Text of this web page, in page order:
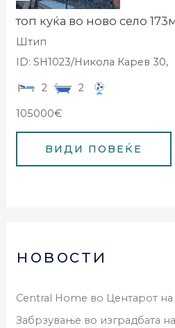
топ куќа во ново село
Штип
ID: SH1023/Никола Карев 30,
2 2
105000€
новости
Central Home во Центарот
Забрзување во изградбата